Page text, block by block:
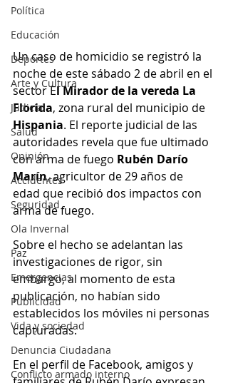
Política
Educación
Deportes
Arte y Cultura
Judicial
Salud
Opinión
Accidentes
Seguridad
Ola Invernal
Paz
Emergencias
Publicidad
Vida y sociedad
Denuncia Ciudadana
Conflicto armado interno
Un caso de homicidio se registró la
noche de este sábado 2 de abril en el
sector El Mirador de la vereda La
Florida, zona rural del municipio de
Hispania. El reporte judicial de las
autoridades revela que fue ultimado
con arma de fuego Rubén Darío
Marín, agricultor de 29 años de
edad que recibió dos impactos con
arma de fuego.
Sobre el hecho se adelantan las
investigaciones de rigor, sin
embargo, al momento de esta
publicación, no habían sido
establecidos los móviles ni personas
capturadas.
En el perfil de Facebook, amigos y